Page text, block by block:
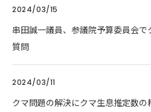
2024/03/15
串田誠一議員、参議院予算委員会
質問
2024/03/11
クマ問題の解決にクマ生息推定数